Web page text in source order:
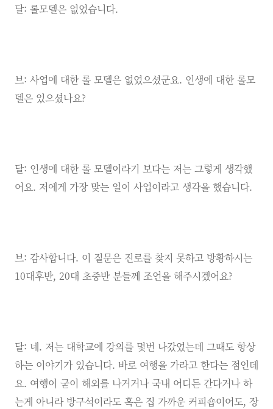
달: 롤모델은 없었습니다.
브: 사업에 대한 롤 모델은 없었으셨군요. 인생에 대한 롤모
델은 있으셨나요?
달: 인생에 대한 롤 모델이라기 보다는 저는 그렇게 생각했
어요. 저에게 가장 맞는 일이 사업이라고 생각을 했습니다.
브: 감사합니다. 이 질문은 진로를 찾지 못하고 방황하시는
10대후반, 20대 초중반 분들께 조언을 해주시겠어요?
달: 네. 저는 대학교에 강의를 몇번 나갔었는데 그때도 항상
하는 이야기가 있습니다. 바로 여행을 가라고 한다는 점인데
요. 여행이 굳이 해외를 나거거나 국내 어디든 간다거나 하
는게 아니라 방구석이라도 혹은 집 가까운 커피숍이어도, 장